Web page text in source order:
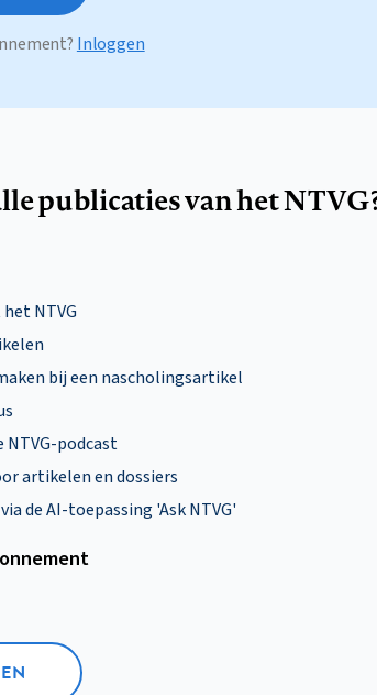
Inloggen
publicaties van het
NTVG
bij een nascholingsartikel
podcast
artikelen en dossiers
de AI-toepassing 'Ask NTVG'